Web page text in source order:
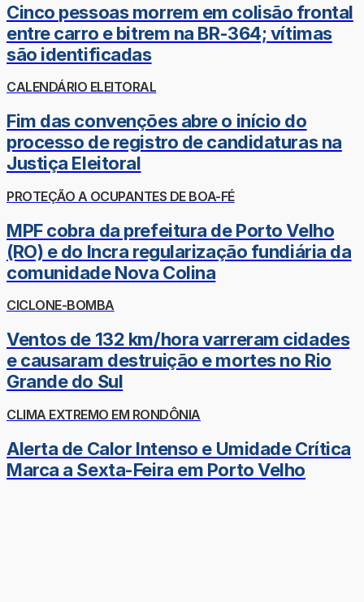
Cinco pessoas morrem em colisão frontal
entre carro e bitrem na BR-364; vítimas
são identificadas
CALENDÁRIO ELEITORAL
Fim das convenções abre o início do
processo de registro de candidaturas na
Justiça Eleitoral
PROTEÇÃO A OCUPANTES DE BOA-FÉ
MPF cobra da prefeitura de Porto Velho
(RO) e do Incra regularização fundiária da
comunidade Nova Colina
CICLONE-BOMBA
Ventos de 132 km/hora varreram cidades
e causaram destruição e mortes no Rio
Grande do Sul
CLIMA EXTREMO EM RONDÔNIA
Alerta de Calor Intenso e Umidade Crítica
Marca a Sexta-Feira em Porto Velho